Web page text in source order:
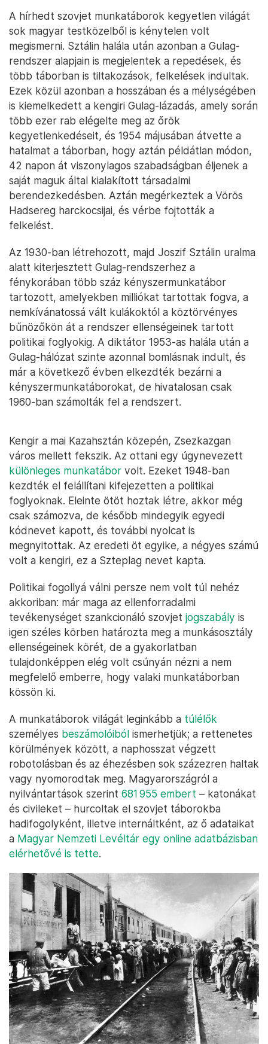
A hírhedt szovjet munkatáborok kegyetlen világát
sok magyar testközelből is kénytelen volt
megismerni. Sztálin halála után azonban a Gulag-
rendszer alapjain is megjelentek a repedések, és
több táborban is tiltakozások, felkelések indultak.
Ezek közül azonban a hosszában és a mélységében
is kiemelkedett a kengiri Gulag-lázadás, amely során
több ezer rab elégelte meg az őrök
kegyetlenkedéseit, és 1954 májusában átvette a
hatalmat a táborban, hogy aztán példátlan módon,
42 napon át viszonylagos szabadságban éljenek a
saját maguk által kialakított társadalmi
berendezkedésben. Aztán megérkeztek a Vörös
Hadsereg harckocsijai, és vérbe fojtották a
felkelést.
Az 1930-ban létrehozott, majd Joszif Sztálin uralma
alatt kiterjesztett Gulag-rendszerhez a
fénykorában több száz kényszermunkatábor
tartozott, amelyekben milliókat tartottak fogva, a
nemkívánatossá vált kulákoktól a köztörvényes
bűnözőkön át a rendszer ellenségeinek tartott
politikai foglyokig. A diktátor 1953-as halála után a
Gulag-hálózat szinte azonnal bomlásnak indult, és
már a következő évben elkezdték bezárni a
kényszermunkatáborokat, de hivatalosan csak
1960-ban számolták fel a rendszert.
Kengir a mai Kazahsztán közepén, Zsezkazgan
város mellett fekszik. Az ottani egy úgynevezett
különleges munkatábor volt. Ezeket 1948-ban
kezdték el felállítani kifejezetten a politikai
foglyoknak. Eleinte ötöt hoztak létre, akkor még
csak számozva, de később mindegyik egyedi
kódnevet kapott, és további nyolcat is
megnyitottak. Az eredeti öt egyike, a négyes számú
volt a kengiri, ez a Szteplag nevet kapta.
Politikai fogollyá válni persze nem volt túl nehéz
akkoriban: már maga az ellenforradalmi
tevékenységet szankcionáló szovjet jogszabály is
igen széles körben határozta meg a munkásosztály
ellenségeinek körét, de a gyakorlatban
tulajdonképpen elég volt csúnyán nézni a nem
megfelelő emberre, hogy valaki munkatáborban
kössön ki.
A munkatáborok világát leginkább a túlélők
személyes beszámolóiból ismerhetjük; a rettenetes
körülmények között, a naphosszat végzett
robotolásban és az éhezésben sok százezren haltak
vagy nyomorodtak meg. Magyarországról a
nyilvántartások szerint 681 955 embert – katonákat
és civileket – hurcoltak el szovjet táborokba
hadifogolyként, illetve internáltként, az ő adataikat
a Magyar Nemzeti Levéltár egy online adatbázisban
elérhetővé is tette.